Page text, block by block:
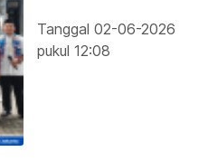
Tanggal 02-06-2026
pukul 12:08